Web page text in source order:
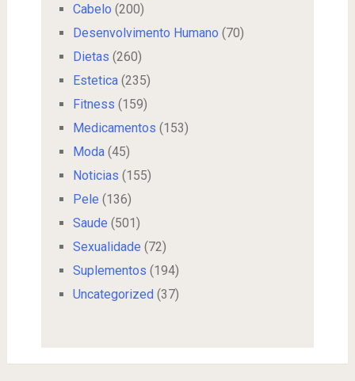
Cabelo (200)
Desenvolvimento Humano (70)
Dietas (260)
Estetica(235)
Fitness (159)
Medicamentos (153)
Moda(45)
Noticias (155)
Pele (136)
Saude (501)
Sexualidade (72)
Suplementos (194)
Uncategorized (37)